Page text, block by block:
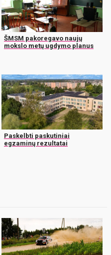
ŠMSM pakoregavo naujų
mokslo metų ugdymo planus
Paskelbti paskutiniai
egzaminų rezultatai